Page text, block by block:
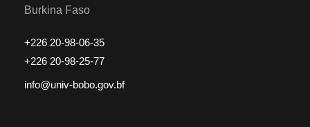
Burkina Faso
+226 20-98-06-35
+226 20-98-25-77
info@univ-bobo.gov.bf